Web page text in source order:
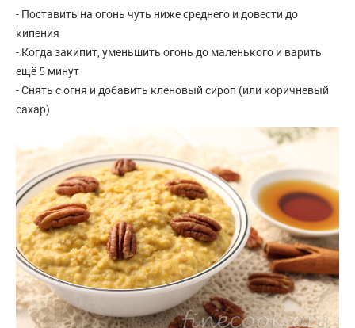
- Поставить на огонь чуть ниже среднего и довести до
кипения
- Когда закипит, уменьшить огонь до маленького и варить
ещё 5 минут
- Снять с огня и добавить кленовый сироп (или коричневый
сахар)